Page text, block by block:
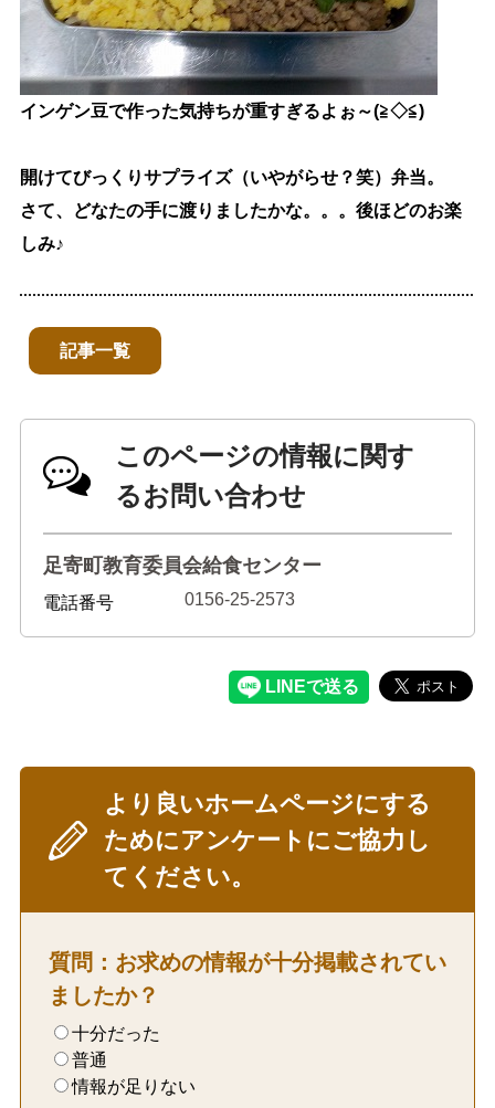
インゲン豆で作った気持ちが重すぎるよぉ～(≧◇≦)
開けてびっくりサプライズ（いやがらせ？笑）弁当。
さて、どなたの手に渡りましたかな。。。後ほどのお楽
しみ♪
記事一覧
このページの情報に関す
るお問い合わせ
足寄町教育委員会給食センター
電話番号 0156-25-2573
より良いホームページにする
ためにアンケートにご協力し
てください。
質問：お求めの情報が十分掲載されてい
ましたか？
十分だった
普通
情報が足りない